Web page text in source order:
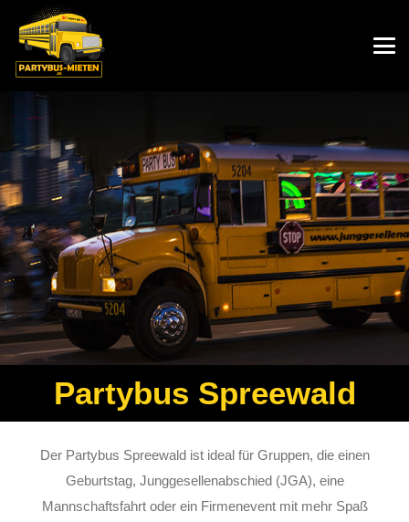
Partybus Spreewald
Der Partybus Spreewald ist ideal für Gruppen, die einen
Geburtstag, Junggesellenabschied (JGA), eine
Mannschaftsfahrt oder ein Firmenevent mit mehr Spaß